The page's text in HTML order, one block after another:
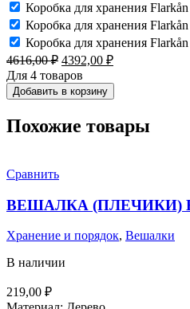
Коробка для хранения Flarkån
Коробка для хранения Flarkån
Коробка для хранения Flarkån
4616,00₽ Первоначальная
цена
составляла
4616,00 ₽.
4392,00 ₽Текущая
4392,00 ₽.
Для 4 товаров
Добавить в корзину
Похожие товары
Сравнить
ВЕШАЛКА (ПЛЕЧИКИ)
Хранение и порядок, Вешалки
В наличии
219,00 ₽